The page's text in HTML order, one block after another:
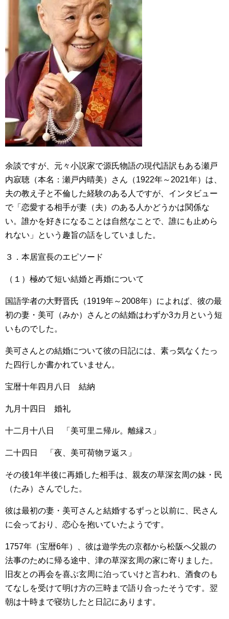
余談ですが、元々小説家で源氏物語の現代語訳もある瀬戸
内寂聴（本名：瀬戸内晴美）さん（1922年～2021年）は、
夫の教え子と不倫した経験のある人ですが、インタビュー
で「恋愛する相手が妻（夫）のある人かどうかは関係な
い。誰かを好きになることは自然なことで、誰にも止めら
れない」という趣旨の話をしていました。
３．本居宣長のエピソード
（１）極めて短い結婚と再婚について
国語学者の大野晋氏（1919年～2008年）によれば、彼の最
初の妻・美可（みか）さんとの結婚はわずか3カ月という短
いものでした。
美可さんとの結婚について彼の日記には、素っ気なくたっ
た四行しか書かれていません。
宝暦十年四月八日 結納
九月十四日 婚礼
十二月十八日 「美可里ニ帰ル。離縁ス」
二十四日 「夜、美可荷物ヲ返ス」
その後1年半後に再婚した相手は、親友の草深玄周の妹・民
（たみ）さんでした。
彼は最初の妻・美可さんと結婚するずっと以前に、民さん
に会っており、恋心を抱いていたようです。
1757年（宝暦6年）、彼は遊学先の京都から松阪へ父親の
法事のために帰る途中、津の草深玄周の家に寄りました。
旧友との再会を喜ぶ玄周に泊っていけと言われ、酒食のも
てなしを受けて明け方の三時まで語り合ったそうです。翌
朝は十時まで寝坊したと日記にあります。